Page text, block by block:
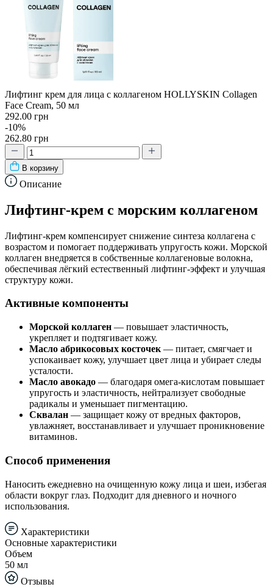
Лифтинг крем для лица с коллагеном HOLLYSKIN Collagen
Face Cream, 50 мл
292.00 грн
-10%
262.80 грн
В корзину
Описание
Лифтинг-крем с морским коллагеном
Лифтинг-крем компенсирует снижение синтеза коллагена с
возрастом и помогает поддерживать упругость кожи. Морской
коллаген внедряется в собственные коллагеновые волокна,
обеспечивая лёгкий естественный лифтинг-эффект и улучшая
структуру кожи.
Активные компоненты
Морской коллаген — повышает эластичность,
укрепляет и подтягивает кожу.
Масло абрикосовых косточек — питает, смягчает и
успокаивает кожу, улучшает цвет лица и убирает следы
усталости.
Масло авокадо — благодаря омега-кислотам повышает
упругость и эластичность, нейтрализует свободные
радикалы и уменьшает пигментацию.
Сквалан — защищает кожу от вредных факторов,
увлажняет, восстанавливает и улучшает проникновение
витаминов.
Способ применения
Наносить ежедневно на очищенную кожу лица и шеи, избегая
области вокруг глаз. Подходит для дневного и ночного
использования.
Характеристики
Основные характеристики
Объем
50 мл
Отзывы